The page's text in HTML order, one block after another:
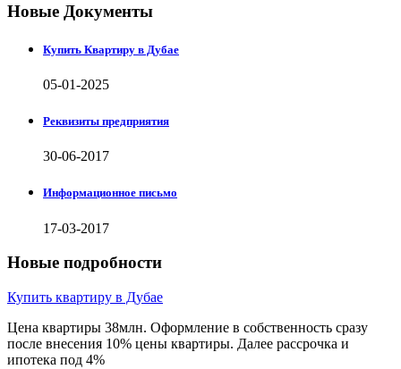
Новые Документы
Купить Квартиру в Дубае
05-01-2025
Реквизиты предприятия
30-06-2017
Информационное письмо
17-03-2017
Новые подробности
Купить квартиру в Дубае
Цена квартиры 38млн. Оформление в собственность сразу
после внесения 10% цены квартиры. Далее рассрочка и
ипотека под 4%